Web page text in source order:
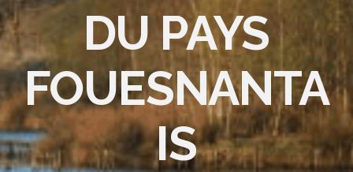
DU PAYS
FOUESNANTA
IS